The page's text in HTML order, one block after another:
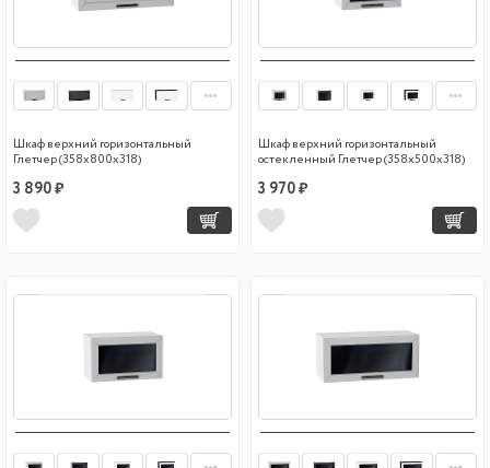
Шкаф верхний горизонтальный
Глетчер (358х800х318)
3 890 ₽
Шкаф верхний горизонтальный
остекленный Глетчер (358х500х318)
3 970 ₽